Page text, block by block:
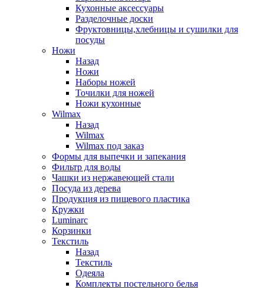
Кухонные аксессуары
Разделочные доски
Фруктовницы,хлебницы и сушилки для
посуды
Ножи
Назад
Ножи
Наборы ножей
Точилки для ножей
Ножи кухонные
Wilmax
Назад
Wilmax
Wilmax под заказ
Формы для выпечки и запекания
Фильтр для воды
Чашки из нержавеющей стали
Посуда из дерева
Продукция из пищевого пластика
Кружки
Luminarc
Корзинки
Текстиль
Назад
Текстиль
Одеяла
Комплекты постельного белья